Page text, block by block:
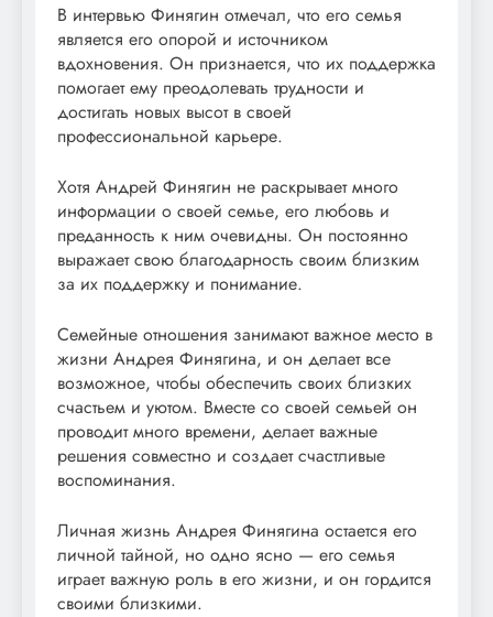
В интервью Финягин отмечал, что его семья
является его опорой и источником
вдохновения. Он признается, что их поддержка
помогает ему преодолевать трудности и
достигать новых высот в своей
профессиональной карьере.
Хотя Андрей Финягин не раскрывает много
информации о своей семье, его любовь и
преданность к ним очевидны. Он постоянно
выражает свою благодарность своим близким
за их поддержку и понимание.
Семейные отношения занимают важное место в
жизни Андрея Финягина, и он делает все
возможное, чтобы обеспечить своих близких
счастьем и уютом. Вместе со своей семьей он
проводит много времени, делает важные
решения совместно и создает счастливые
воспоминания.
Личная жизнь Андрея Финягина остается его
личной тайной, но одно ясно — его семья
играет важную роль в его жизни, и он гордится
своими близкими.